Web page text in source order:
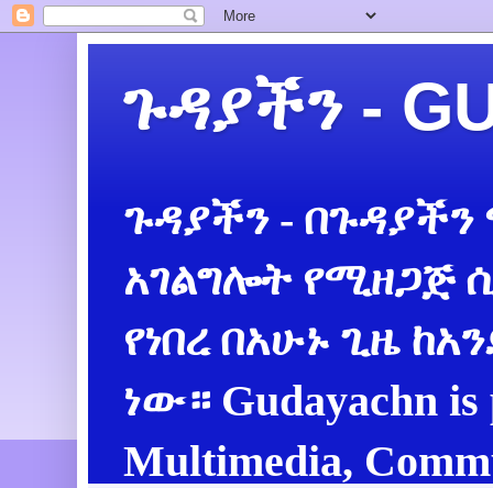
ጉዳያችን -
ጉዳያችን -
አገልግሎት የሚዘጋጅ
የነበረ በአሁኑ ጊዜ
ነው። Gudayachn is
Multimedia,